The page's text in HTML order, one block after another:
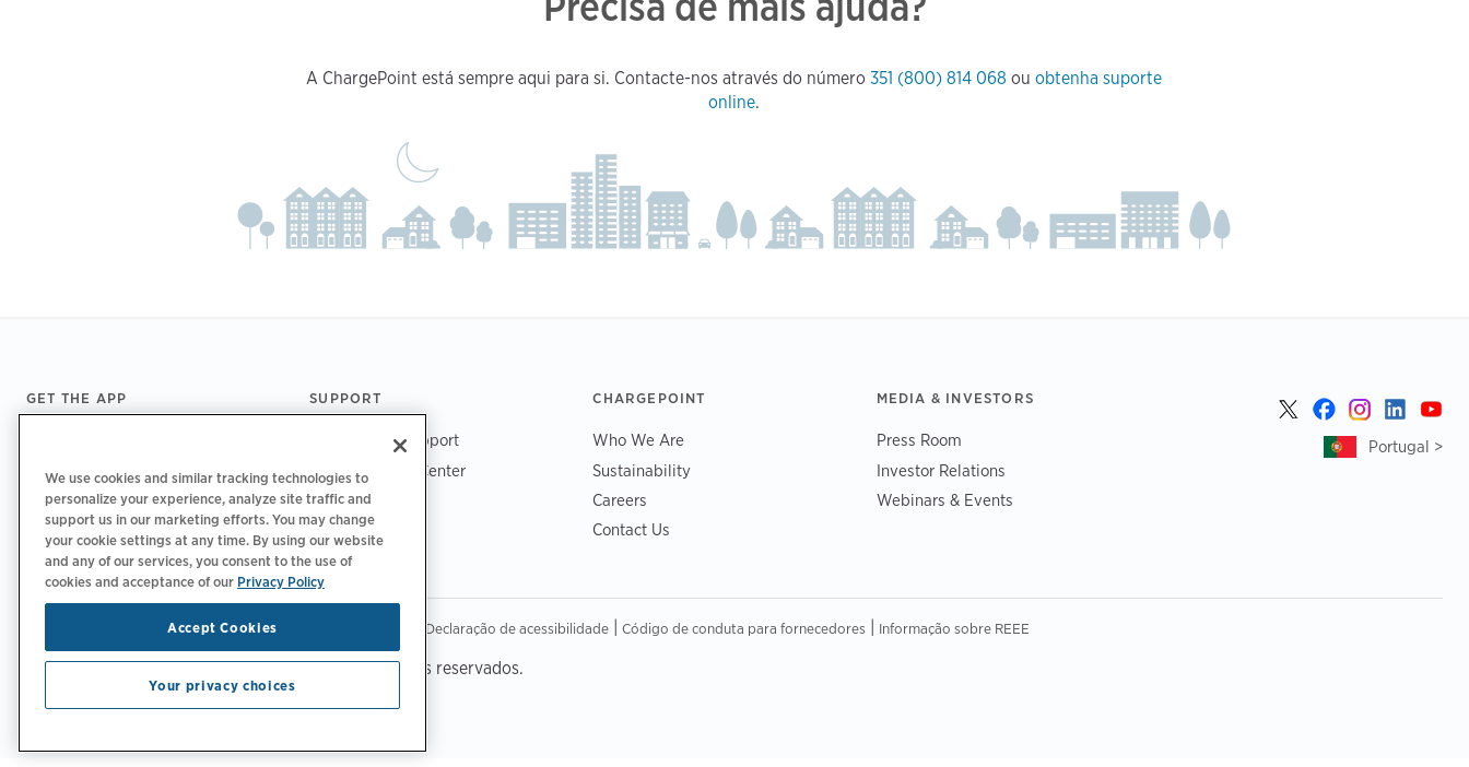
A ChargePoint está sempre aqui para si. Contacte-nos através do número351 (800) 814 068 ouobtenha suporte
online.
Footer
GET THE APP SUPPORT
ChargePoint Support
Driver Support Center
Trust Center
CHARGEPOINT
Who We Are
Sustainability
Careers
Contact Us
MEDIA & INVESTORS
Press Room
Investor Relations
Webinars & Events
Portugal >
Política de privacidade| Opções de privacidade Declaração de acessibilidade| Código de conduta para fornecedores Informação sobre REEE
Copyright © 2026 ChargePoint, Inc. Todos os direitos reservados.
We use cookies and similar tracking technologies to
personalize your experience, analyze site traffic and
support us in our marketing efforts. You may change
your cookie settings at any time. By using our website
and any of our services, you consent to the use of
cookies and acceptance of our Privacy Policy
Accept Cookies
Your privacy choices